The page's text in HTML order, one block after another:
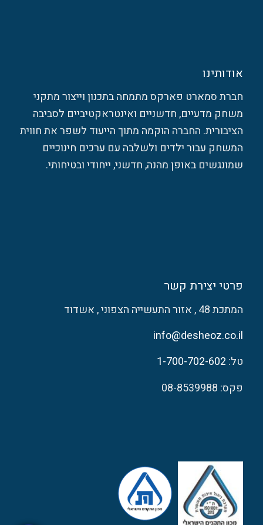
אודותינו
חברת סמארט פארקס מתמחה בתכנון וייצור מתקני
משחק מדעיים, חדשניים ואינטראקטיביים לסביבה
הציבורית. החברה הוקמה מתוך הייעוד לשפר את חווית
המשחק עבור ילדים ולשלבה עם ערכים חינוכיים
שמונגשים באופן מהנה, חדשני, ייחודי ובטיחותי.
פרטי יצירת קשר
המתכת 48 , אזור התעשייה הצפוני , אשדוד
info@desheoz.co.il
טל: 1-700-702-602
פקס: 08-8539988